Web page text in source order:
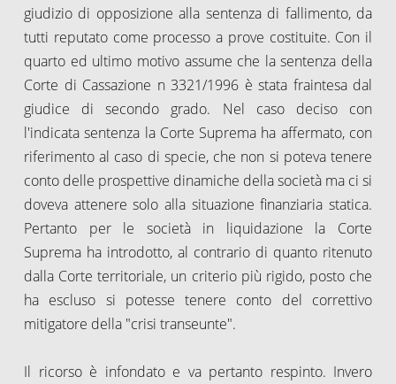
giudizio di opposizione alla sentenza di fallimento, da
tutti reputato come processo a prove costituite. Con il
quarto ed ultimo motivo assume che la sentenza della
Corte di Cassazione n 3321/1996 è stata fraintesa dal
giudice di secondo grado. Nel caso deciso con
l'indicata sentenza la Corte Suprema ha affermato, con
riferimento al caso di specie, che non si poteva tenere
conto delle prospettive dinamiche della società ma ci si
doveva attenere solo alla situazione finanziaria statica.
Pertanto per le società in liquidazione la Corte
Suprema ha introdotto, al contrario di quanto ritenuto
dalla Corte territoriale, un criterio più rigido, posto che
ha escluso si potesse tenere conto del correttivo
mitigatore della "crisi transeunte".
Il ricorso è infondato e va pertanto respinto. Invero